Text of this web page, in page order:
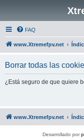
FAQ
www.Xtremefpv.net
Borrar todas las
¿Está seguro de que quiere
www.Xtremefpv.net
Desarrollado por